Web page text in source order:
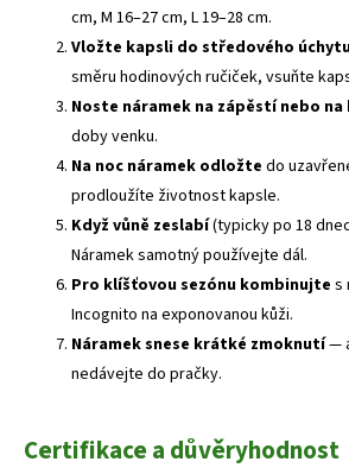
cm, M 16–27 cm, L 19–28 cm.
Vložte kapsli do středového
směru hodinových ručiček, vsuňte
Noste náramek na zápěstí nebo
doby venku.
Na noc náramek odložte do
prodloužíte životnost kapsle.
Když vůně zeslabí(typicky po 18
Náramek samotný používejte dál.
Pro klíšťovou sezónu kombinujte s
Incognito na exponovanou kůži.
Náramek snese krátké zmoknutí—
nedávejte do pračky.
Certifikace a důvěryhodnost